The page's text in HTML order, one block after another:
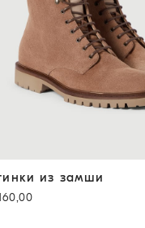
из замши
из замши